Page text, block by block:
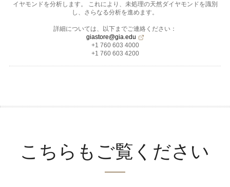
イヤモンドを分析します。 これにより、未処理の天然ダイヤモンドを識別
し、さらなる分析を進めます。
詳細については、以下までご連絡ください：
giastore@gia.edu
+1 760 603 4000
+1 760 603 4200
こちらもご覧ください